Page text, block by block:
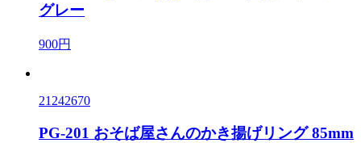
グレー
900円
21242670
PG-201 おそば屋さんのかき揚げリング 85mm